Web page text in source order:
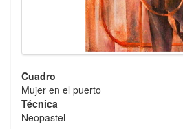
Cuadro
Mujer en el puerto
Técnica
Neopastel